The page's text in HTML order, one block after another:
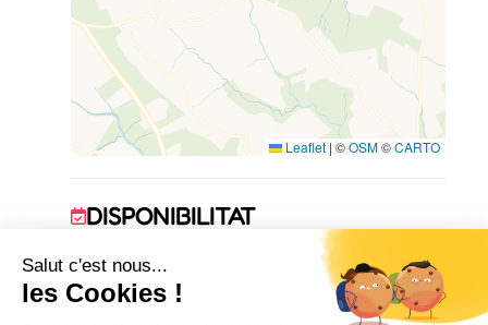
À l'extérieur :
Belle terrasse abritée et privative pour profiter
des repas en plein air
Jardin arboré non clos pour des instants de
détente
Parking sur place
Leaflet | ©OSM©CARTO
DISPONIBILITAT
1 January 2026 → 31 December 2026